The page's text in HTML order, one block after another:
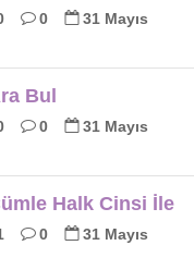
0
31 Mayıs
Bul
0
31 Mayıs
Halk Cinsi İle
0
31 Mayıs